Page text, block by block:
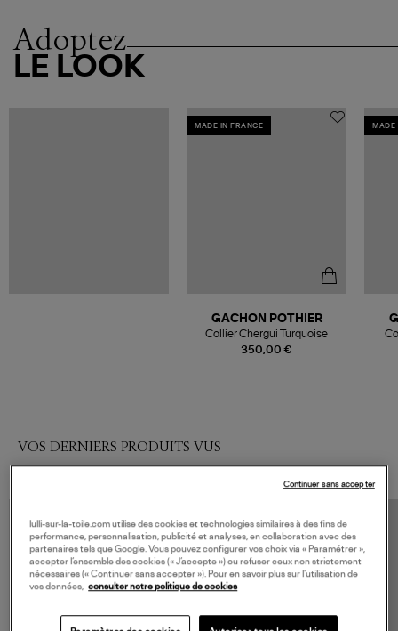
Adoptez
LE LOOK
MADE IN FRANCE
350,00 €
GACHON POTHIER
Collier Chergui Turquoise
MADE
VOS DERNIERS PRODUITS VUS
lulli-sur-la-toile.com utilise des cookies et technologies similaires à des fins de
performance, personnalisation, publicité et analyses, en collaboration avec des
partenaires tels que Google. Vous pouvez configurer vos choix via « Paramétrer »,
accepter l’ensemble des cookies (« J’accepte ») ou refuser ceux non strictement
nécessaires (« Continuer sans accepter »). Pour en savoir plus sur l’utilisation de
vos données,
consulter notre politique de cookies
Continuer sans accepter